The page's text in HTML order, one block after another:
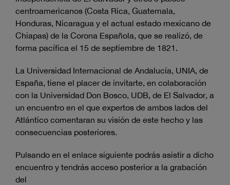
centroamericanos (Costa Rica, Guatemala,
Honduras, Nicaragua y el actual estado mexicano de
Chiapas) de la Corona Española, que se realizó, de
forma pacífica el 15 de septiembre de 1821.
La Universidad Internacional de Andalucía, UNIA, de
España, tiene el placer de invitarte, en colaboración
con la Universidad Don Bosco, UDB, de El Salvador, a
un encuentro en el que expertos de ambos lados del
Atlántico comentaran su visión de este hecho y las
consecuencias posteriores.
Pulsando en el enlace siguiente podrás asistir a dicho
encuentro y tendrás acceso posterior a la grabación
del